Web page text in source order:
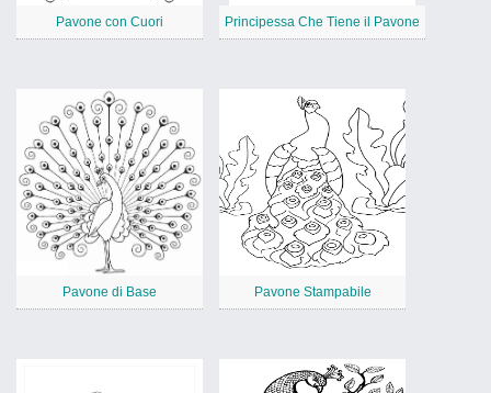
Pavone con Cuori Principessa Che Tiene il Pavone
Pavone di Base Pavone Stampabile